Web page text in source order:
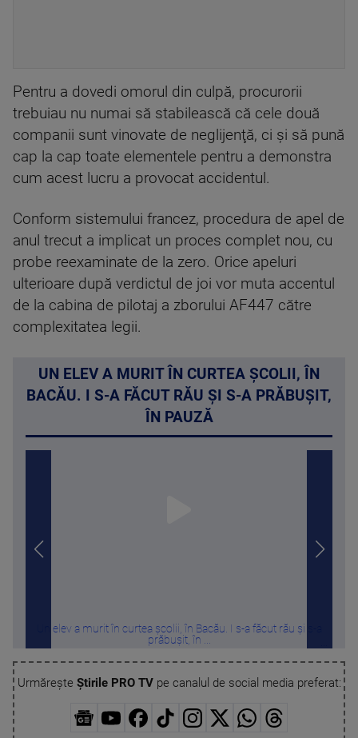
Pentru a dovedi omorul din culpă, procurorii
trebuiau nu numai să stabilească că cele două
companii sunt vinovate de neglijenţă, ci şi să pună
cap la cap toate elementele pentru a demonstra
cum acest lucru a provocat accidentul.
Conform sistemului francez, procedura de apel de
anul trecut a implicat un proces complet nou, cu
probe reexaminate de la zero. Orice apeluri
ulterioare după verdictul de joi vor muta accentul
de la cabina de pilotaj a zborului AF447 către
complexitatea legii.
UN ELEV A MURIT ÎN CURTEA ȘCOLII, ÎN
BACĂU. I S-A FĂCUT RĂU ȘI S-A PRĂBUȘIT,
ÎN PAUZĂ
Un elev a murit în curtea școlii, în Bacău. I s-a făcut rău și s-a
prăbușit, în ...
Urmărește Știrile PRO TVpe canalul de social media preferat: